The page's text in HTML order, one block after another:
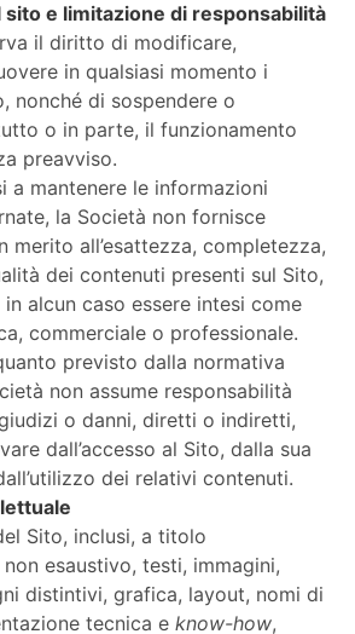
e limitazione di responsabilità
il diritto di modificare,
in qualsiasi momento i
nonché di sospendere o
o in parte, il funzionamento
preavviso.
a mantenere le informazioni
la Società non fornisce
merito all’esattezza, completezza,
dei contenuti presenti sul Sito,
alcun caso essere intesi come
commerciale o professionale.
previsto dalla normativa
non assume responsabilità
o danni, diretti o indiretti,
dall’accesso al Sito, dalla sua
dei relativi contenuti.
Sito, inclusi, a titolo
esaustivo, testi, immagini,
distintivi, grafica, layout, nomi di
tecnica e know-how,